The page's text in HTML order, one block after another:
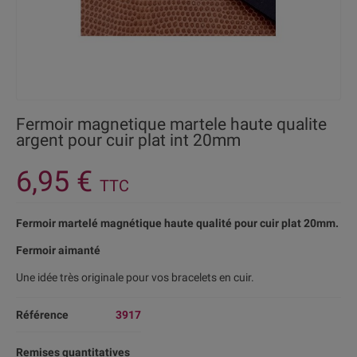
Fermoir magnetique martele haute qualite
argent pour cuir plat int 20mm
6,95 € TTC
Fermoir martelé magnétique haute qualité pour cuir plat 20mm.
Fermoir aimanté
Une idée très originale pour vos bracelets en cuir.
Référence 3917
Remises quantitatives